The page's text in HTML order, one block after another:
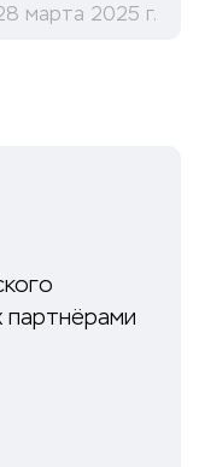
марта 2025 г.
партнёрами